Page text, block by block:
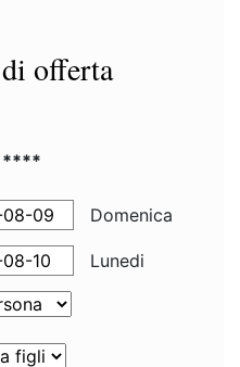
offerta
****
Domenica
Lunedi